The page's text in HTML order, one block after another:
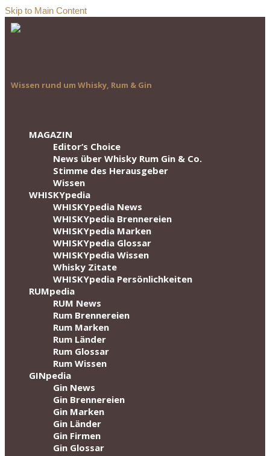
Skip to Main Content
Wissen rund um Whisky, Rum & Gin
MAGAZIN
Editor‘s Choice
News über Whisky Rum Gin & Co.
Stimme des Herausgeber
Wissen
WHISKYpedia
WHISKYpedia News
WHISKYpedia Brennereien
WHISKYpedia Marken
WHISKYpedia Glossar
WHISKYpedia Wissen
Whisky Zitate
WHISKYpedia Persönlichkeiten
RUMpedia
RUM News
Rum Brennereien
Rum Marken
Rum Länder
Rum Glossar
Rum Wissen
GINpedia
Gin News
Gin Brennereien
Gin Marken
Gin Länder
Gin Firmen
Gin Glossar